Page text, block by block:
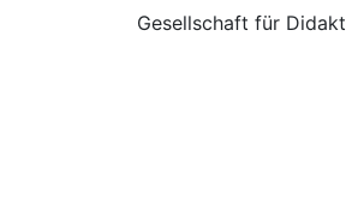
Gesellschaft für